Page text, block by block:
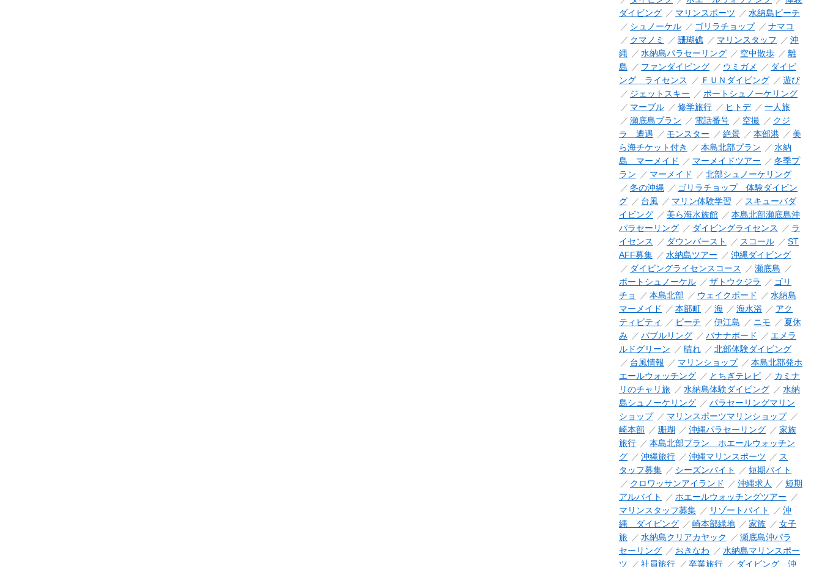
ダイビング
マリンスポーツ
水納島ビーチ
シュノーケル
ゴリラチョップ
ナマコ
クマノミ
珊瑚礁 マリンスタッフ
沖
縄
水納島パラセーリング 空中散歩
離
島
ファンダイビング ウミガメ
ダイビ
ング ライセンス
ＦＵＮダイビング
遊び
ジェットスキー
ボートシュノーケリング
マーブル
修学旅行 ヒトデ
一人旅
瀬底島プラン
電話番号 空撮
クジ
ラ 遭遇
モンスター 絶景 本部港
美
ら海チケット付き
本島北部プラン
水納
島 マーメイド
マーメイドツアー
冬季プ
ラン
マーメイド
北部シュノーケリング
冬の沖縄
ゴリラチョップ 体験ダイビン
グ
台風 マリン体験学習
スキューバダ
イビング
美ら海水族館
本島北部瀬底島沖
パラセーリング
ダイビングライセンス
ラ
イセンス
ダウンバースト スコール
ST
AFF募集
水納島ツアー
沖縄ダイビング
ダイビングライセンスコース
瀬底島
ボートシュノーケル
ザトウクジラ
ゴリ
チョ
本島北部 ウェイクボード
水納島
マーメイド
本部町 海 海水浴
アク
ティビティ
ビーチ 伊江島 ニモ
夏休
み
バブルリング バナナボード
エメラ
ルドグリーン
晴れ
北部体験ダイビング
台風情報
マリンショップ
本島北部発ホ
エールウォッチング
とちぎテレビ
カミナ
リのチャリ旅
水納島体験ダイビング
水納
島シュノーケリング
パラセーリングマリン
ショップ
マリンスポーツマリンショップ
崎本部
珊瑚 沖縄パラセーリング
家族
旅行
本島北部プラン ホエールウォッチン
グ
沖縄旅行 沖縄マリンスポーツ
ス
タッフ募集
シーズンバイト
短期バイト
クロワッサンアイランド
沖縄求人
短期
アルバイト
ホエールウォッチングツアー
マリンスタッフ募集
リゾートバイト
沖
縄 ダイビング
崎本部緑地 家族
女子
旅
水納島クリアカヤック
瀬底島沖パラ
セーリング
おきなわ
水納島マリンスポー
ツ
社員旅行 卒業旅行 ダイビング 沖